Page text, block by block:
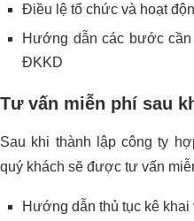
Điều lệ tổ chức và hoạt
Hướng dẫn các bước
ĐKKD
Tư vấn miễn phí sau
Sau khi thành lập công ty
quý khách sẽ được tư vấn
Hướng dẫn thủ tục kê khai